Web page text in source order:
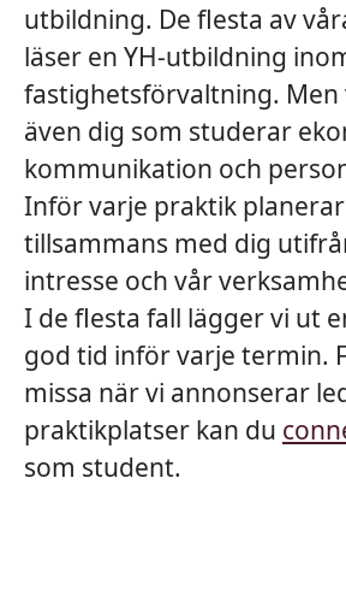
utbildning. De flesta av
läser en YH-utbildning
fastighetsförvaltning. Men
även dig som studerar
kommunikation och
Inför varje praktik
tillsammans med dig
intresse och vår
I de flesta fall lägger vi ut
god tid inför varje termin.
missa när vi annonserar
praktikplatser kan du
som student.